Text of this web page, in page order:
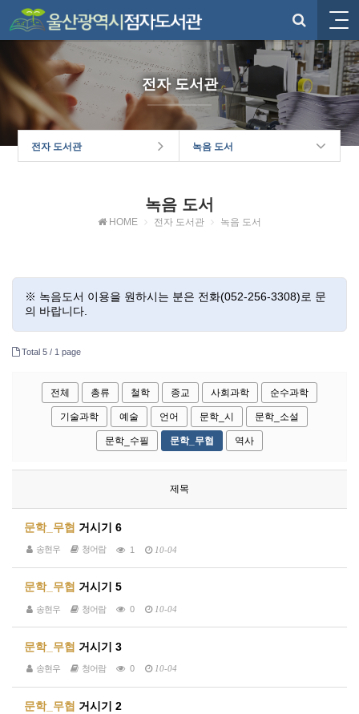
전자 도서관
전자 도서관 녹음 도서
녹음 도서
HOME 전자 도서관 녹음 도서
※ 녹음도서 이용을 원하시는 분은 전화(052-256-3308)로 문
의 바랍니다.
Total 5 / 1 page
전체 총류 철학 종교 사회과학 순수과학
기술과학 예술 언어 문학_시 문학_소설
문학_수필 문학_무협 역사
제목
문학_무협 거시기 6
송현우 청어람 1 10-04
문학_무협 거시기 5
송현우 청어람 0 10-04
문학_무협 거시기 3
송현우 청어람 0 10-04
문학_무협 거시기 2